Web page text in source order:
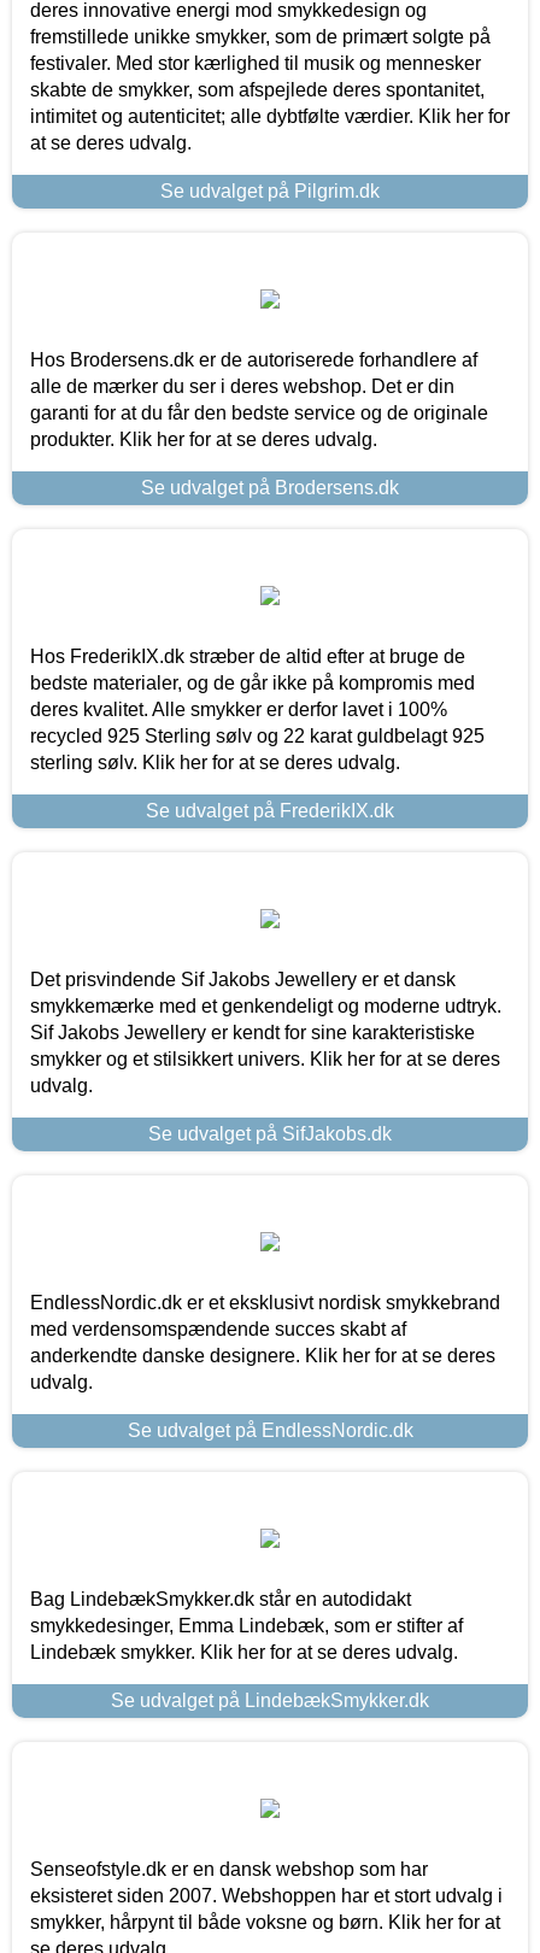
deres innovative energi mod smykkedesign og
fremstillede unikke smykker, som de primært solgte på
festivaler. Med stor kærlighed til musik og mennesker
skabte de smykker, som afspejlede deres spontanitet,
intimitet og autenticitet; alle dybtfølte værdier. Klik her for
at se deres udvalg.
Se udvalget på Pilgrim.dk
Hos Brodersens.dk er de autoriserede forhandlere af
alle de mærker du ser i deres webshop. Det er din
garanti for at du får den bedste service og de originale
produkter. Klik her for at se deres udvalg.
Se udvalget på Brodersens.dk
Hos FrederikIX.dk stræber de altid efter at bruge de
bedste materialer, og de går ikke på kompromis med
deres kvalitet. Alle smykker er derfor lavet i 100%
recycled 925 Sterling sølv og 22 karat guldbelagt 925
sterling sølv. Klik her for at se deres udvalg.
Se udvalget på FrederikIX.dk
Det prisvindende Sif Jakobs Jewellery er et dansk
smykkemærke med et genkendeligt og moderne udtryk.
Sif Jakobs Jewellery er kendt for sine karakteristiske
smykker og et stilsikkert univers. Klik her for at se deres
udvalg.
Se udvalget på SifJakobs.dk
EndlessNordic.dk er et eksklusivt nordisk smykkebrand
med verdensomspændende succes skabt af
anderkendte danske designere. Klik her for at se deres
udvalg.
Se udvalget på EndlessNordic.dk
Bag LindebækSmykker.dk står en autodidakt
smykkedesinger, Emma Lindebæk, som er stifter af
Lindebæk smykker. Klik her for at se deres udvalg.
Se udvalget på LindebækSmykker.dk
Senseofstyle.dk er en dansk webshop som har
eksisteret siden 2007. Webshoppen har et stort udvalg i
smykker, hårpynt til både voksne og børn. Klik her for at
se deres udvalg.